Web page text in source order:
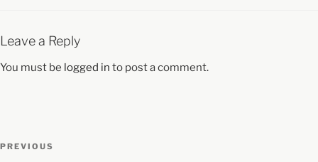
Leave a Reply
You must be logged in to post a comment.
PREVIOUS